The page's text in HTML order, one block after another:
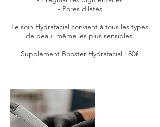
- Pores dilatés
Le soin Hydrafacial convient à tous les types
de peau, même les plus sensibles.
Supplément Booster Hydrafacial : 80€